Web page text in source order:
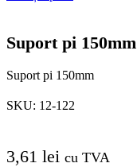
Suport pi 150mm
Suport pi 150mm
SKU: 12-122
3,61 lei cu TVA